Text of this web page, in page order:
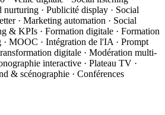
nurturing · Publicité display · Social
· Marketing automation · Social
& KPIs · Formation digitale · Formation
MOOC · Intégration de l'IA · Prompt
digitale · Modération multi-
interactive · Plateau TV ·
& scénographie · Conférences